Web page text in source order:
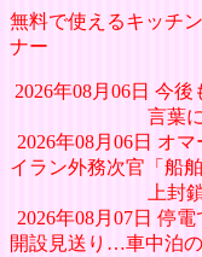
無料で使えるキッチ
ナー
2026年08月06日 今
言葉
2026年08月06日 オ
イラン外務次官「船
上封
2026年08月07日 停
開設見送り…車中泊